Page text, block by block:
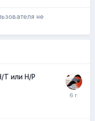
не
T или H/P